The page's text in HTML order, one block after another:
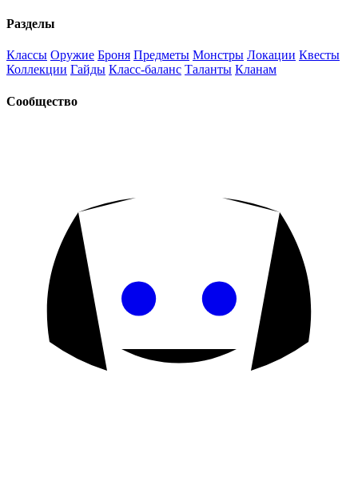
Разделы
Классы Оружие Броня Предметы Монстры Локации Квесты
Коллекции Гайды Класс-баланс Таланты Кланам
Сообщество